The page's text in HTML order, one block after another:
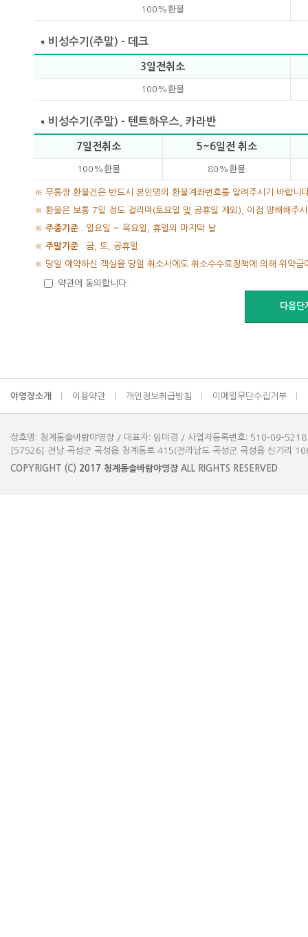
100%환불
비성수기(주말) - 데크
3일전취소
100%환불
비성수기(주말) - 텐트하우스, 카라반
7일전취소 5~6일전 취소
100%환불 80%환불
※ 무통장 환불건은 반드시 본인명의 환불계좌번호를 알려주시기 바랍니
※ 환불은 보통 7일 정도 걸리며(토요일 및 공휴일 제외), 이점 양해해주
※ 주중기준 : 일요일 ~ 목요일, 휴일의 마지막 날
※ 주말기준 : 금, 토, 공휴일
※ 당일 예약하신 객실을 당일 취소시에도 취소수수료정책에 의해 위약금
약관에 동의합니다.
다음단
야영장소개 이용약관 개인정보취급방침 이메일무단수집거부
상호명: 청계동솔바람야영장 / 대표자: 임미경 / 사업자등록번호: 510-09-
[57526] 전남 곡성군 곡성읍 청계동로 415(전라남도 곡성군 곡성읍 신기
COPYRIGHT (C) 2017 청계동솔바람야영장 ALL RIGHTS RESERVED